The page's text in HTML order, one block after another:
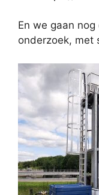
En we gaan
onderzoek, met